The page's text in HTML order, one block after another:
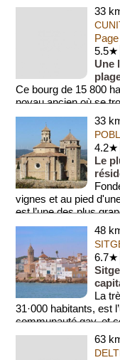
33
Une
Ce bourg de 15 800
noyau ancien où se
Cristòf...
33
Le
vignes et au pied
est l’une des plus
48
La
31·000 habitants, est
communauté gay, et
63